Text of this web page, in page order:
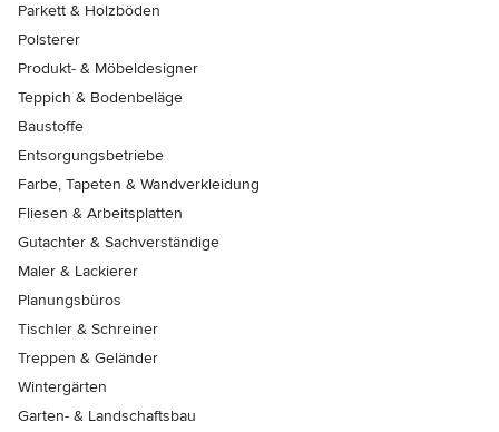
Parkett & Holzböden
Polsterer
Produkt- & Möbeldesigner
Teppich & Bodenbeläge
Baustoffe
Entsorgungsbetriebe
Farbe, Tapeten & Wandverkleidung
Fliesen & Arbeitsplatten
Gutachter & Sachverständige
Maler & Lackierer
Planungsbüros
Tischler & Schreiner
Treppen & Geländer
Wintergärten
Garten- & Landschaftsbau